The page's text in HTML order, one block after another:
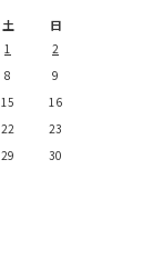
土 日
1
2
8
9
15
16
22
23
29
30